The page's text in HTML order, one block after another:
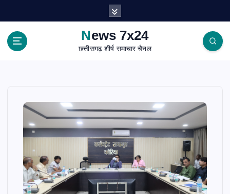
News 7x24
छत्तीसगढ़ शीर्ष समाचार चैनल